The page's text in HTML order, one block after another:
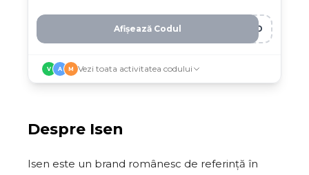
VWD
Afișează Codul
V A M Vezi toata activitatea codului
Despre Isen
Isen este un brand românesc de referință în